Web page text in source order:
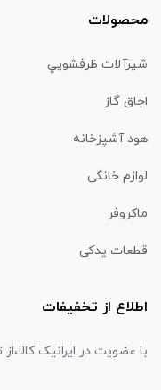
محصولات
شیرآلات ظرفشويي
اجاق گاز
هود آشپزخانه
لوازم خانگی
ماكروفر
قطعات یدکی
اطلاع از تخفیفات
با عضویت در ایرانیک